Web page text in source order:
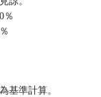
％
基準計算。